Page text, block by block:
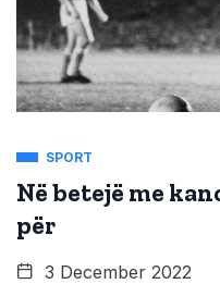
SPORT
Në betejë me
për
3 December 2022